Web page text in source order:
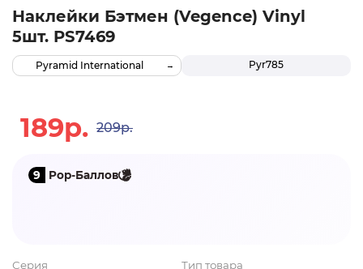
Наклейки Бэтмен (Vegence) Vinyl
5шт. PS7469
Pyr785
Pyramid International
189р. 209р.
9 Pop-Баллов
Серия Тип товара